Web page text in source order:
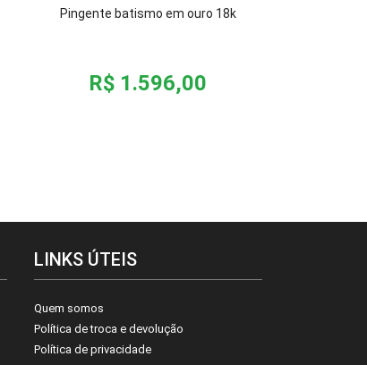
Pingente batismo em ouro 18k
R$ 1.596,00
LINKS ÚTEIS
Quem somos
Política de troca e devolução
Política de privacidade